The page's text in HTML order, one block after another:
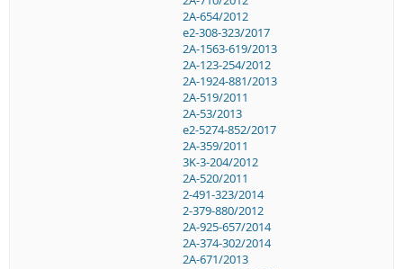
2A-654/2012
e2-308-323/2017
2A-1563-619/2013
2A-123-254/2012
2A-1924-881/2013
2A-519/2011
2A-53/2013
e2-5274-852/2017
2A-359/2011
3K-3-204/2012
2A-520/2011
2-491-323/2014
2-379-880/2012
2A-925-657/2014
2A-374-302/2014
2A-671/2013